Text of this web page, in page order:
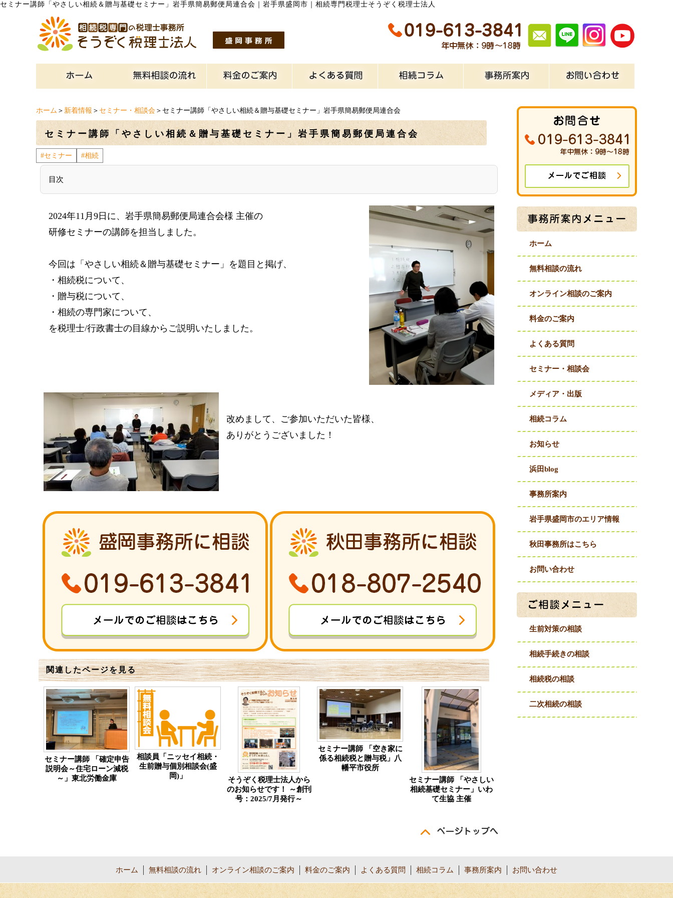
セミナー講師「やさしい相続＆贈与基礎セミナー」岩手県簡易郵便局連合会 岩手県盛岡市｜相続専門税理士そうぞく税理士法人
ホーム ＞ 新着情報 ＞ セミナー・相談会 ＞セミナー講師「やさしい相続＆贈与基礎セミナー」岩手県簡易郵便局連合会
セミナー講師「やさしい相続＆贈与基礎セミナー」岩手県簡易郵便局連合会
#セミナー #相続
目次
2024年11月9日に、岩手県簡易郵便局連合会様 主催の
研修セミナーの講師を担当しました。
今回は「やさしい相続＆贈与基礎セミナー」を題目と掲げ、
・相続税について、
・贈与税について、
・相続の専門家について、
を税理士/行政書士の目線からご説明いたしました。
改めまして、ご参加いただいた皆様、
ありがとうございました！
関連したページを見る
セミナー講師 「確定申告
説明会～住宅ローン減税
～」東北労働金庫
相談員「ニッセイ相続・
生前贈与個別相談会(盛
岡)」
そうぞく税理士法人から
のお知らせです！ ～創刊
号：2025/7月発行～
セミナー講師 「空き家に
係る相続税と贈与税」八
幡平市役所
セミナー講師 「やさしい
相続基礎セミナー」いわ
て生協 主催
ホーム
無料相談の流れ
オンライン相談のご案内
料金のご案内
よくある質問
セミナー・相談会
メディア・出版
相続コラム
お知らせ
浜田blog
事務所案内
岩手県盛岡市のエリア情報
秋田事務所はこちら
お問い合わせ
生前対策の相談
相続手続きの相談
相続税の相談
二次相続の相談
ホーム 無料相談の流れ オンライン相談のご案内 料金のご案内 よくある質問 相続コラム 事務所案内 お問い合わせ